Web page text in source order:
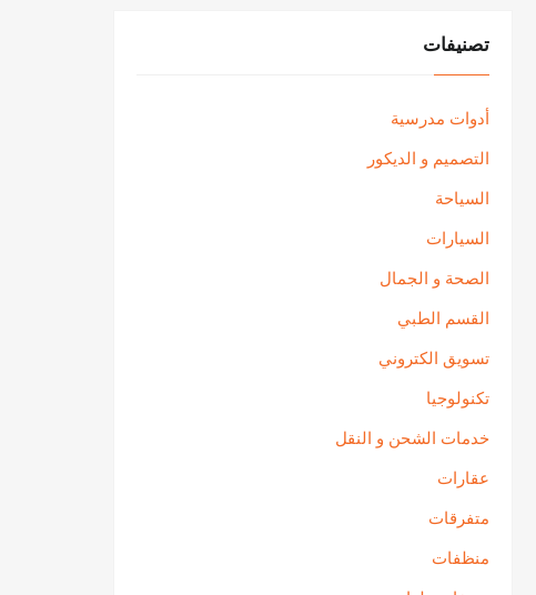
تصنيفات
أدوات مدرسية
التصميم و الديكور
السياحة
السيارات
الصحة و الجمال
القسم الطبي
تسويق الكتروني
تكنولوجيا
خدمات الشحن و النقل
عقارات
متفرقات
منظفات